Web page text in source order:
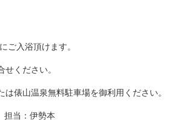
にご入浴頂けます。
せください。
俵山温泉無料駐車場を御利用ください。
当：伊勢本